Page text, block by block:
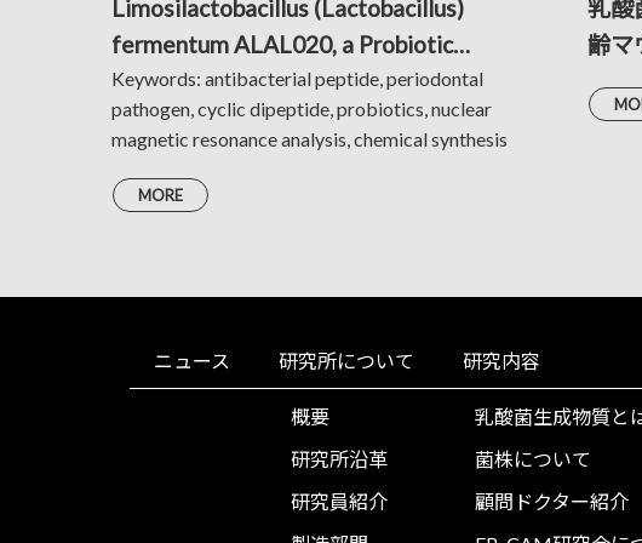
Limosilactobacillus (Lactobacillus)
fermentum ALAL020, a Probiotic
Candidate Bacterium, Produces a Cyclic
Dipeptide That Suppresses the Periodontal
Pathogens Porphyromonas gingivalis and
Prevotella intermedia
Keywords: antibacterial peptide, periodontal
pathogen, cyclic dipeptide, probiotics, nuclear
magnetic resonance analysis, chemical synthesis
MORE
乳酸
齢マ
幅
ニュース 研究所について
概要
研究所沿革
研究員紹介
研究内容
乳酸菌生成物質と
菌株について
顧問ドクター紹介